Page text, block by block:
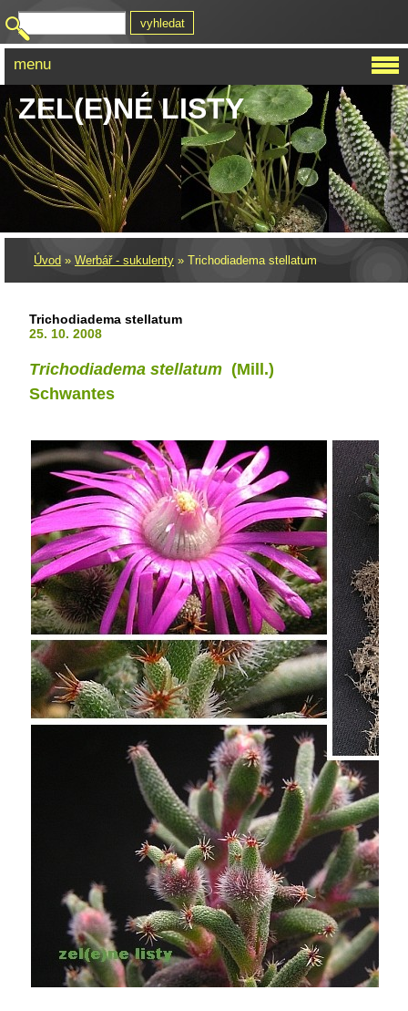
ZEL(E)NÉ LISTY
Úvod » Werbář - sukulenty » Trichodiadema stellatum
Trichodiadema stellatum
25. 10. 2008
Trichodiadema stellatum (Mill.)
Schwantes
menu